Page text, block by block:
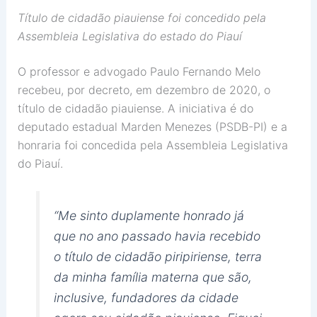
Título de cidadão piauiense foi concedido pela
Assembleia Legislativa do estado do Piauí
O professor e advogado Paulo Fernando Melo
recebeu, por decreto, em dezembro de 2020, o
título de cidadão piauiense. A iniciativa é do
deputado estadual Marden Menezes (PSDB-PI) e a
honraria foi concedida pela Assembleia Legislativa
do Piauí.
“Me sinto duplamente honrado já
que no ano passado havia recebido
o título de cidadão piripiriense, terra
da minha família materna que são,
inclusive, fundadores da cidade